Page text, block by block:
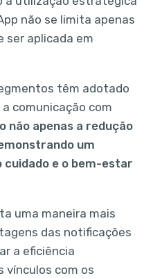
não se limita apenas
ser aplicada em
têm adotado
comunicação com
não apenas a redução
um
e o bem-estar
uma maneira mais
das notificações
a eficiência
vínculos com os